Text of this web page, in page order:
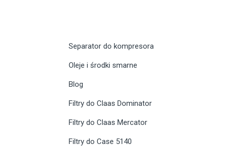
Separator do kompresora
Oleje i środki smarne
Blog
Filtry do Claas Dominator
Filtry do Claas Mercator
Filtry do Case 5140